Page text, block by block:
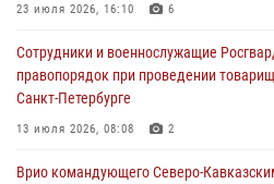
Рэпер ST посетил раненых
07 августа 2026, 11:18
Патриотическая акция «Каникулы с
Воронеже
23 июля 2026, 16:10 6
Сотрудники и военнослужащие
правопорядок при проведении
Санкт-Петербурге
13 июля 2026, 08:08 2
Врио командующего Северо-